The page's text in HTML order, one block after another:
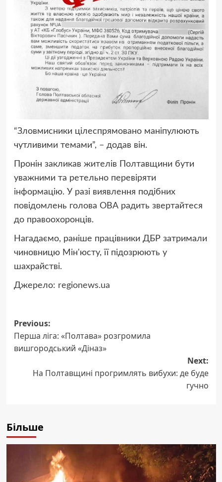
“Зловмисники цілеспрямовано маніпулюють
чутливими темами”, – додав він.
Пронін закликав жителів Полтавщини бути
уважними та ретельно перевіряти
інформацію. У разі виявлення подібних
повідомлень голова ОВА радить звертайтеся
до правоохоронців.
Нагадаємо, раніше працівники ДБР затримали
чиновницю Мін'юсту, її підозрюють у
шахрайстві.
Джерело: regionews.ua
Post
navigation
Previous:
Перша ліга: «Полтава» розгромила
вишгородський «Діназ»
Next:
На Полтавщині прогримлять вибухи: де буде
гучно
Більше